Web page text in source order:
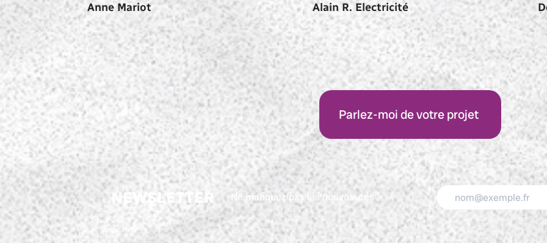
Anne Mariot Alain R. Electricité
Parlez-moi de votre projet
NEWSLETTER
Ne manquez pas les nouveautés
!